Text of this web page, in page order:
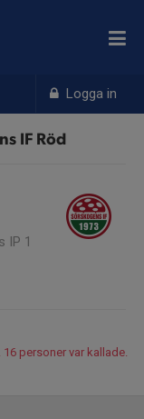
Logga in
IF Röd
IP 1
personer var kallade.